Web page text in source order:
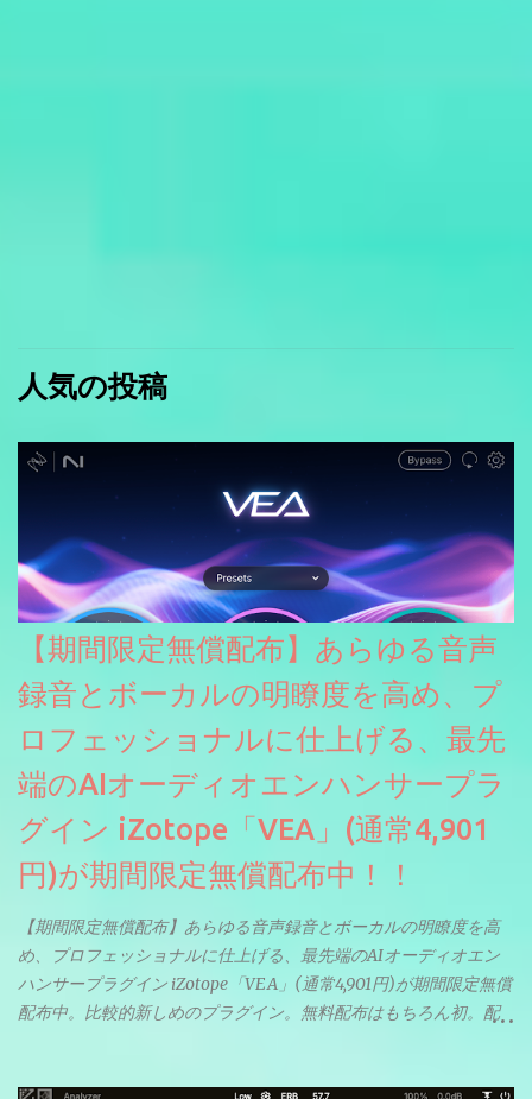
人気の投稿
【期間限定無償配布】あらゆる音声
録音とボーカルの明瞭度を高め、プ
ロフェッショナルに仕上げる、最先
端のAIオーディオエンハンサープラ
グイン iZotope「VEA」(通常4,901
円)が期間限定無償配布中！！
【期間限定無償配布】あらゆる音声録音とボーカルの明瞭度を高
め、プロフェッショナルに仕上げる、最先端のAIオーディオエン
ハンサープラグイン iZotope「VEA」(通常4,901円)が期間限定無償
配布中。比較的新しめのプラグイン。無料配布はもちろん初。配